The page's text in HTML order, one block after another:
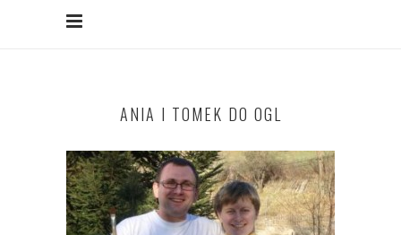
ANIA I TOMEK DO OGL